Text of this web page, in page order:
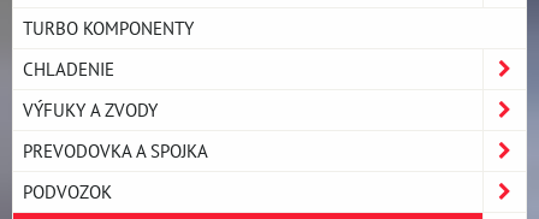
TURBO KOMPONENTY
CHLADENIE
VÝFUKY A ZVODY
PREVODOVKA A SPOJKA
PODVOZOK